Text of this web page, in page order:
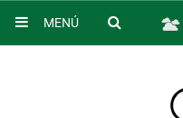
MENÚ